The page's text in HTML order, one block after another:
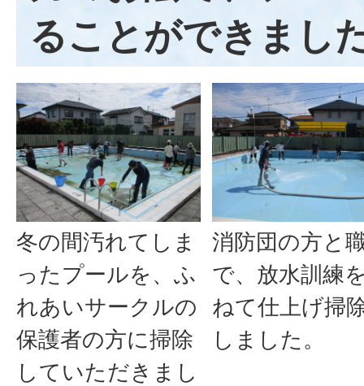
ることができまし
冬の間汚れてしま
ったプールを、ふ
れあいサークルの
保護者の方に掃除
していただきまし
消防団の方と
で、放水訓練
ねて仕上げ掃
しました。